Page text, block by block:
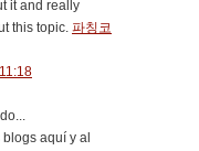
it and really
this topic. 파칭코
aquí y al